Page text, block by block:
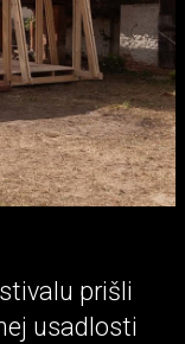
prišli
usadlosti